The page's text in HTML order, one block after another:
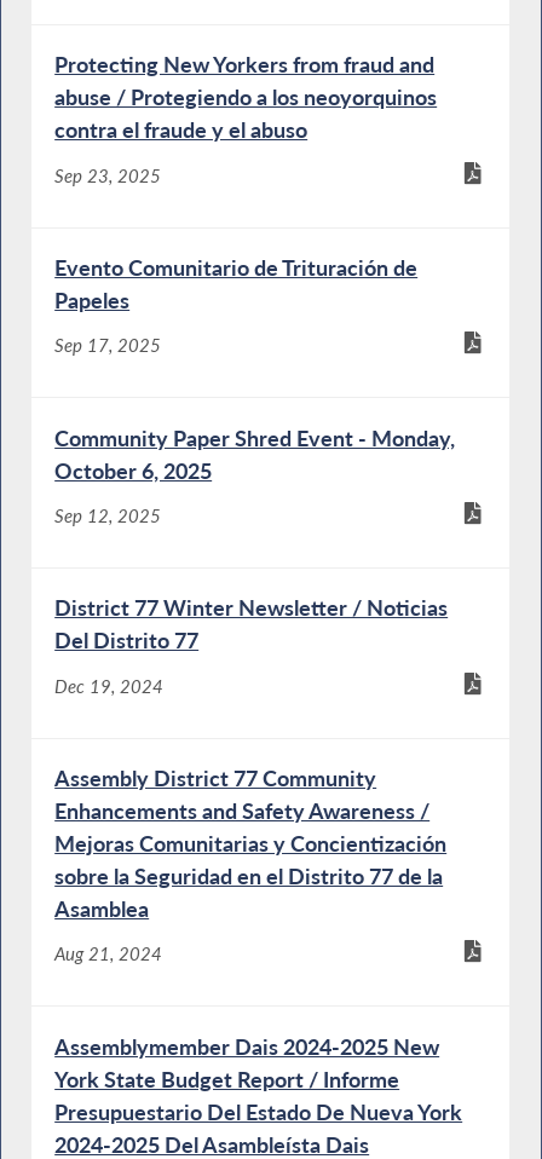
Protecting New Yorkers from fraud and
abuse / Protegiendo a los neoyorquinos
contra el fraude y el abuso
Sep 23, 2025
Evento Comunitario de Trituración de
Papeles
Sep 17, 2025
Community Paper Shred Event - Monday,
October 6, 2025
Sep 12, 2025
District 77 Winter Newsletter / Noticias
Del Distrito 77
Dec 19, 2024
Assembly District 77 Community
Enhancements and Safety Awareness /
Mejoras Comunitarias y Concientización
sobre la Seguridad en el Distrito 77 de la
Asamblea
Aug 21, 2024
Assemblymember Dais 2024-2025 New
York State Budget Report / Informe
Presupuestario Del Estado De Nueva York
2024-2025 Del Asambleísta Dais